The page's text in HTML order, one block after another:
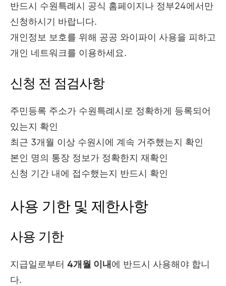
반드시 수원특례시 공식 홈페이지나 정부24에서만
신청하시기 바랍니다.
개인정보 보호를 위해 공공 와이파이 사용을 피하고
개인 네트워크를 이용하세요.
신청 전 점검사항
주민등록 주소가 수원특례시로 정확하게 등록되어
있는지 확인
최근 3개월 이상 수원시에 계속 거주했는지 확인
본인 명의 통장 정보가 정확한지 재확인
신청 기간 내에 접수했는지 반드시 확인
사용 기한 및 제한사항
사용 기한
지급일로부터 4개월 이내 에 반드시 사용해야 합니
다.